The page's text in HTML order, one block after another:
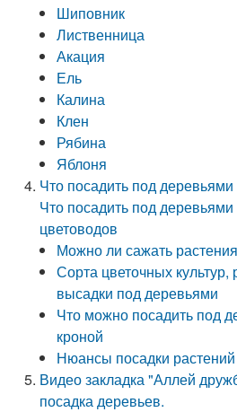
Шиповник
Лиственница
Акация
Ель
Калина
Клен
Рябина
Яблоня
Что посадить под
Что посадить под
цветоводов
Можно ли сажать
Сорта цветочных
высадки под деревьями
Что можно посадить под
кроной
Нюансы посадки
Видео закладка "Аллей
посадка деревьев.